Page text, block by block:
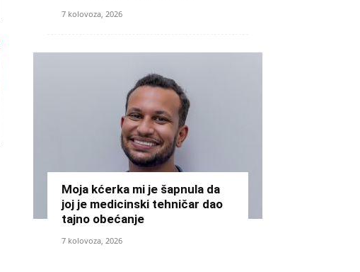
7 kolovoza, 2026
Moja kćerka mi je šapnula da
joj je medicinski tehničar dao
tajno obećanje
7 kolovoza, 2026